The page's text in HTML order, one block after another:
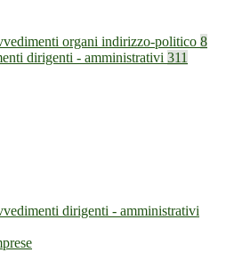
organi indirizzo-politico 8
dirigenti - amministrativi 311
dirigenti - amministrativi